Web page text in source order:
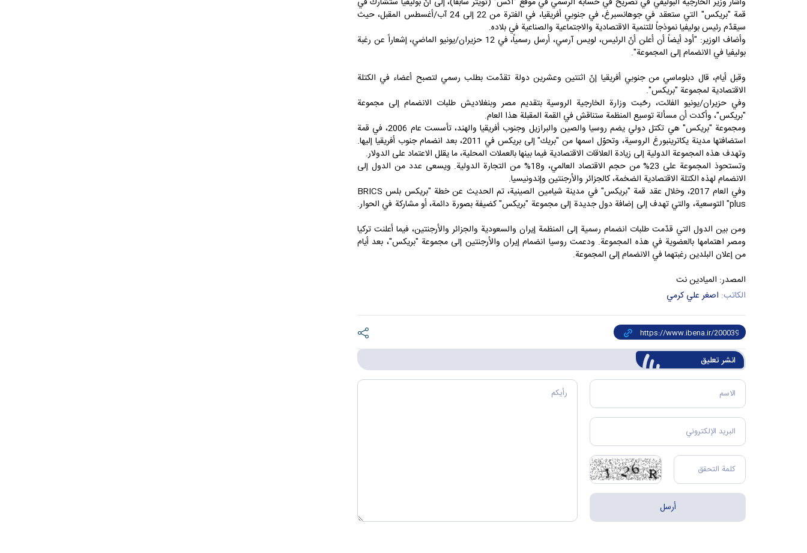
قمة "بريكس" التي ستعقد في جوهانسبرغ، في جنوبي أفريقيا، في الفترة من 22 إلى 24 آب/أغسطس المقبل، حيث
سيقدّم رئيس بوليفيا نموذجاً للتنمية الاقتصادية والاجتماعية والصناعية في بلاده.
وأضاف الوزير: "أود أيضاً أن أعلن أنّ الرئيس، لويس آرسي، أرسل رسمياً، في 12 حزيران/يونيو الماضي، إشعاراً عن رغبة
بوليفيا في الانضمام إلى المجموعة".
وقبل أيام، قال دبلوماسي من جنوبي أفريقيا إنّ اثنتين وعشرين دولة تقدّمت بطلب رسمي لتصبح أعضاء في الكتلة
الاقتصادية لمجموعة "بريكس".
وفي حزيران/يونيو الفائت، رحّبت وزارة الخارجية الروسية بتقديم مصر وبنغلاديش طلبات الانضمام إلى مجموعة
"بريكس"، وأكدت أن مسألة توسيع المنظمة ستناقش في القمة المقبلة هذا العام.
ومجموعة "بريكس" هي تكتل دولي يضم روسيا والصين والبرازيل وجنوب أفريقيا والهند، تأسست عام 2006، في قمة
استضافتها مدينة يكاترينبورغ الروسية، وتحوّل اسمها من "بريك" إلى بريكس في 2011، بعد انضمام جنوب أفريقيا إليها.
وتهدف هذه المجموعة الدولية إلى زيادة العلاقات الاقتصادية فيما بينها بالعملات المحلية، ما يقلل الاعتماد على الدولار.
وتستحوذ المجموعة على 23% من حجم الاقتصاد العالمي، و18% من التجارة الدولية. ويسعى عدد من الدول إلى
الانضمام لهذه الكتلة الاقتصادية الضخمة، كالجزائر والأرجنتين وإندونيسيا.
وفي العام 2017، وخلال عقد قمة "بريكس" في مدينة شيامين الصينية، تم الحديث عن خطة "بريكس بلس BRICS
plus" التوسعية، والتي تهدف إلى إضافة دول جديدة إلى مجموعة "بريكس" كضيفة بصورة دائمة، أو مشاركة في الحوار.
ومن بين الدول التي قدّمت طلبات انضمام رسمية إلى المنظمة إيران والسعودية والجزائر والأرجنتين، فيما أعلنت تركيا
ومصر اهتمامها بالعضوية في هذه المجموعة. ودعمت روسيا انضمام إيران والأرجنتين إلى مجموعة "بريكس"، بعد أيام
من إعلان البلدين رغبتهما في الانضمام إلى المجموعة.
المصدر: الميادين نت
الكاتب: اصغر علي کرمي
انشر تعليق